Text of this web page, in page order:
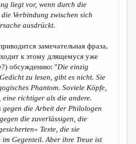
liegt vor, wenn durch die
Verbindung zwischen sich
ausdrückt.
замечательная фраза,
к этому длящемуся уже
обсуждению: "Die einzig
zu lesen, gibt es nicht. Sie
Phantom. Soviele Köpfe,
eine richtiger als die andere.
gegen die Arbeit der Philologen
die zuverlässigen, die
Texte, die sie
Gegenteil. Aber ihre Treue ist